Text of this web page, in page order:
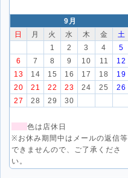
9月
日
月 火 水 木 金
土
1
2 3 4
5
6
7 8 9 10 11
12
13
14 15 16 17 18
19
20
21 22 23 24 25
26
27
28 29 30
色は店休日
※お休み期間中はメールの返信等
できませんので、ご了承くださ
い。